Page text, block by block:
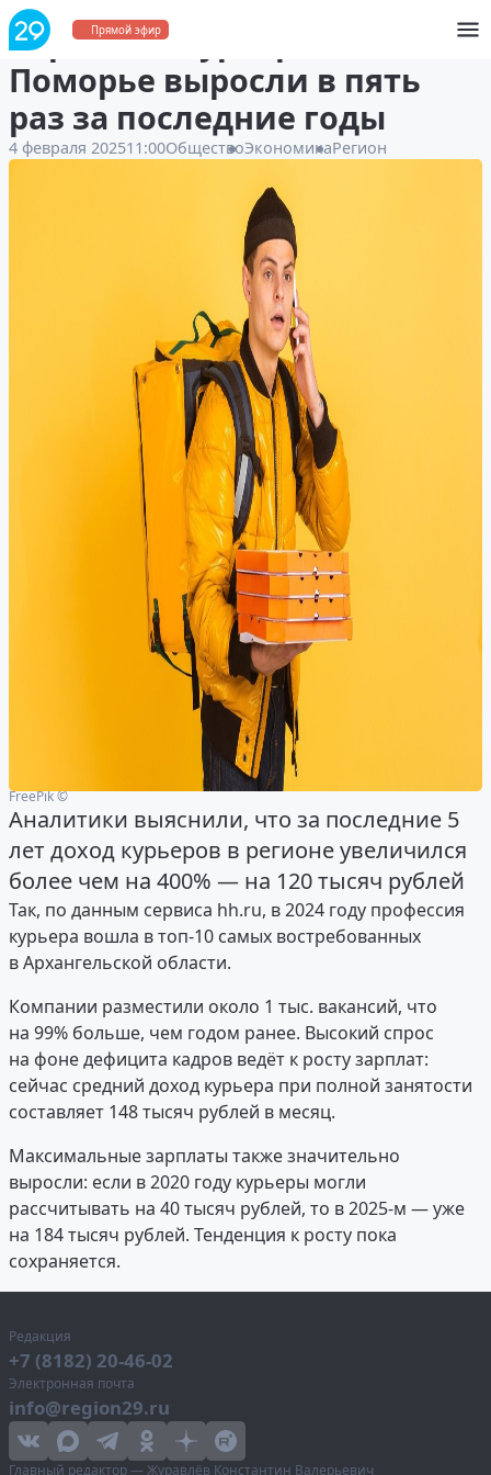
Прямой эфир
Зарплаты курьеров в
Поморье выросли в пять
раз за последние годы
4 февраля 202511:00ОбществоЭкономикаРегион
FreePik ©
Аналитики выяснили, что за последние 5
лет доход курьеров в регионе увеличился
более чем на 400% — на 120 тысяч рублей
Так, по данным сервиса hh.ru, в 2024 году профессия
курьера вошла в топ-10 самых востребованных
в Архангельской области.
Компании разместили около 1 тыс. вакансий, что
на 99% больше, чем годом ранее. Высокий спрос
на фоне дефицита кадров ведёт к росту зарплат:
сейчас средний доход курьера при полной занятости
составляет 148 тысяч рублей в месяц.
Максимальные зарплаты также значительно
выросли: если в 2020 году курьеры могли
рассчитывать на 40 тысяч рублей, то в 2025-м — уже
на 184 тысяч рублей. Тенденция к росту пока
сохраняется.
Редакция
+7 (8182) 20-46-02
Электронная почта
info@region29.ru
Главный редактор — Журавлёв Константин Валерьевич